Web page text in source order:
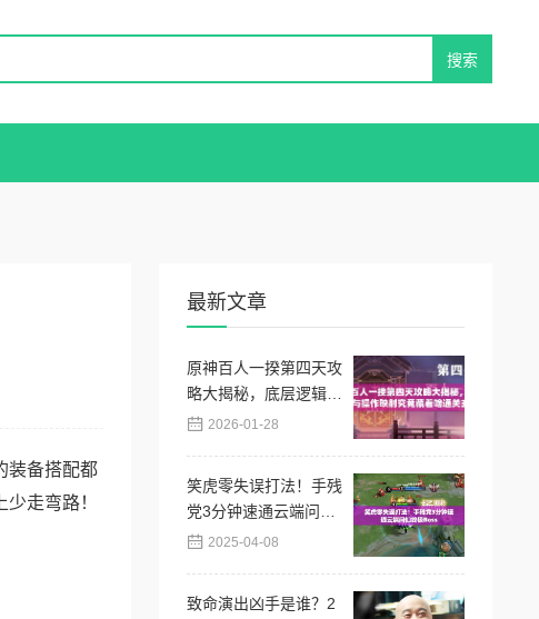
装备搭配都
走弯路！
最新文章
原神百人一揆第四天攻
略大揭秘，底层逻辑与
操作映射究竟藏着啥通
2026-01-28
笑虎零失误打法！手残
党3分钟速通云端问仙
终极Boss
2025-04-08
致命演出凶手是谁？2